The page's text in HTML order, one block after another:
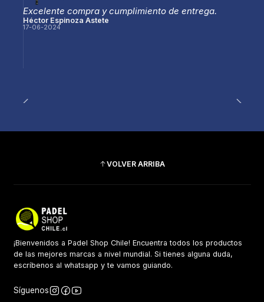
Excelente compra y cumplimiento de entrega.
Héctor Espinoza Astete
17-06-2024
VOLVER ARRIBA
¡Bienvenidos a Padel Shop Chile! Encuentra todos los productos
de las mejores marcas a nivel mundial. Si tienes alguna duda,
escríbenos al whatsapp y te vamos guiando.
Síguenos